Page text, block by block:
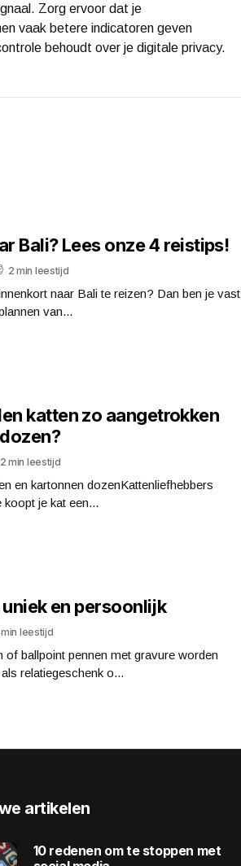
Zorg ervoor dat je
vaak betere indicatoren geven
behoudt over je digitale privacy.
Bali? Lees onze 4 reistips!
2 min leestijd
naar Bali te reizen? Dan ben je vast
van...
katten zo aangetrokken
2 min leestijd
en kartonnen dozenKattenliefhebbers
koopt je kat een...
en persoonlijk
min leestijd
of ballpoint pennen met gravure worden
relatiegeschenk o...
artikelen
10 redenen om te stoppen met